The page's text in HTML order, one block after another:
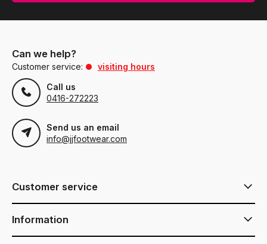
Can we help?
Customer service:
visiting hours
Call us
0416-272223
Send us an email
info@jjfootwear.com
Customer service
Information